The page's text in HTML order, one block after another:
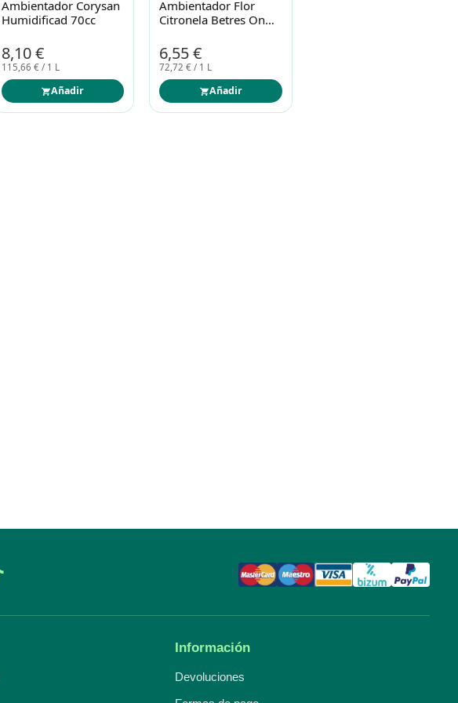
Ambientador Corysan
Humidificad 70cc
8,10 €
115,66 € / 1 L
Añadir
Ambientador Flor
Citronela Betres On
6,55 €
72,72 € / 1 L
Añadir
Información
Devoluciones